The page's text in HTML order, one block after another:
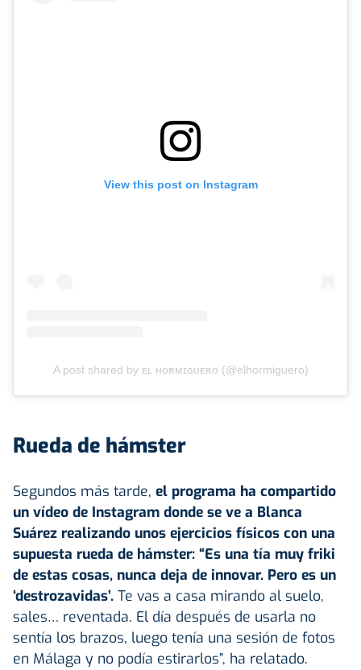
View this post on Instagram
A post shared by ᴇʟ ʜᴏʀᴍɪɢᴜᴇʀᴏ (@elhormiguero)
Rueda de hámster
Segundos más tarde, el programa ha compartido
un vídeo de Instagram donde se ve a Blanca
Suárez realizando unos ejercicios físicos con una
supuesta rueda de hámster: “Es una tía muy friki
de estas cosas, nunca deja de innovar. Pero es un
‘destrozavidas’. Te vas a casa mirando al suelo,
sales… reventada. El día después de usarla no
sentía los brazos, luego tenía una sesión de fotos
en Málaga y no podía estirarlos”, ha relatado.